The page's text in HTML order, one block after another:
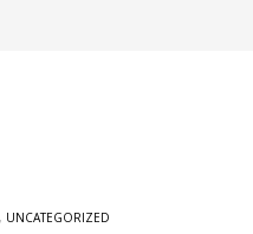
, UNCATEGORIZED